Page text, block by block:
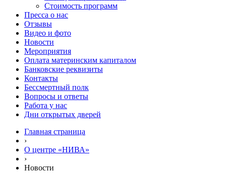
Стоимость программ
Пресса о нас
Отзывы
Видео и фото
Новости
Мероприятия
Оплата материнским капиталом
Банковские реквизиты
Контакты
Бессмертный полк
Вопросы и ответы
Работа у нас
Дни открытых дверей
Главная страница
›
О центре «НИВА»
›
Новости